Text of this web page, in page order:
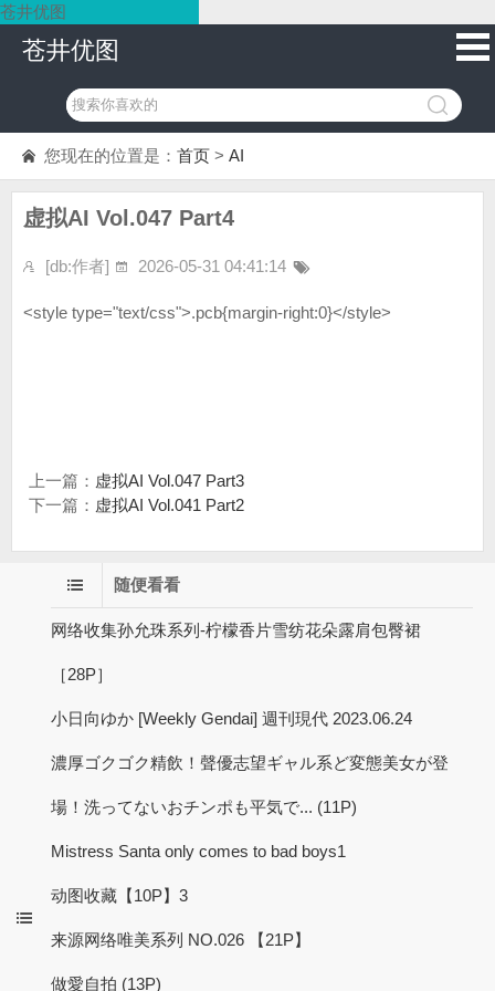
苍井优图
苍井优图
您现在的位置是： 首页 > AI
虚拟AI Vol.047 Part4
[db:作者] 2026-05-31 04:41:14
<style type="text/css">.pcb{margin-right:0}</style>
上一篇： 虚拟AI Vol.047 Part3
下一篇： 虚拟AI Vol.041 Part2
随便看看
网络收集孙允珠系列-柠檬香片雪纺花朵露肩包臀裙
［28P］
小日向ゆか [Weekly Gendai] 週刊現代 2023.06.24
濃厚ゴクゴク精飲！聲優志望ギャル系ど変態美女が登
場！洗ってないおチンポも平気で... (11P)
Mistress Santa only comes to bad boys1
动图收藏【10P】3
来源网络唯美系列 NO.026 【21P】
做愛自拍 (13P)